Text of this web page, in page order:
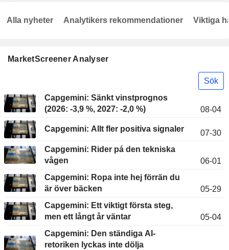
MarketScreener Analyser
Sök
Capgemini: Sänkt vinstprognos
(2026: -3,9 %, 2027: -2,0 %)
08-04
Capgemini: Allt fler positiva signaler
07-30
Capgemini: Rider pá den tekniska
vågen
06-01
Capgemini: Ropa inte hej förrän du
är över bäcken
05-29
Capgemini: Ett viktigt första steg,
men ett långt år väntar
05-04
Capgemini: Den ständiga AI-
retoriken lyckas inte dölja
Alla nyheter Analytikers rekommendationer Viktiga